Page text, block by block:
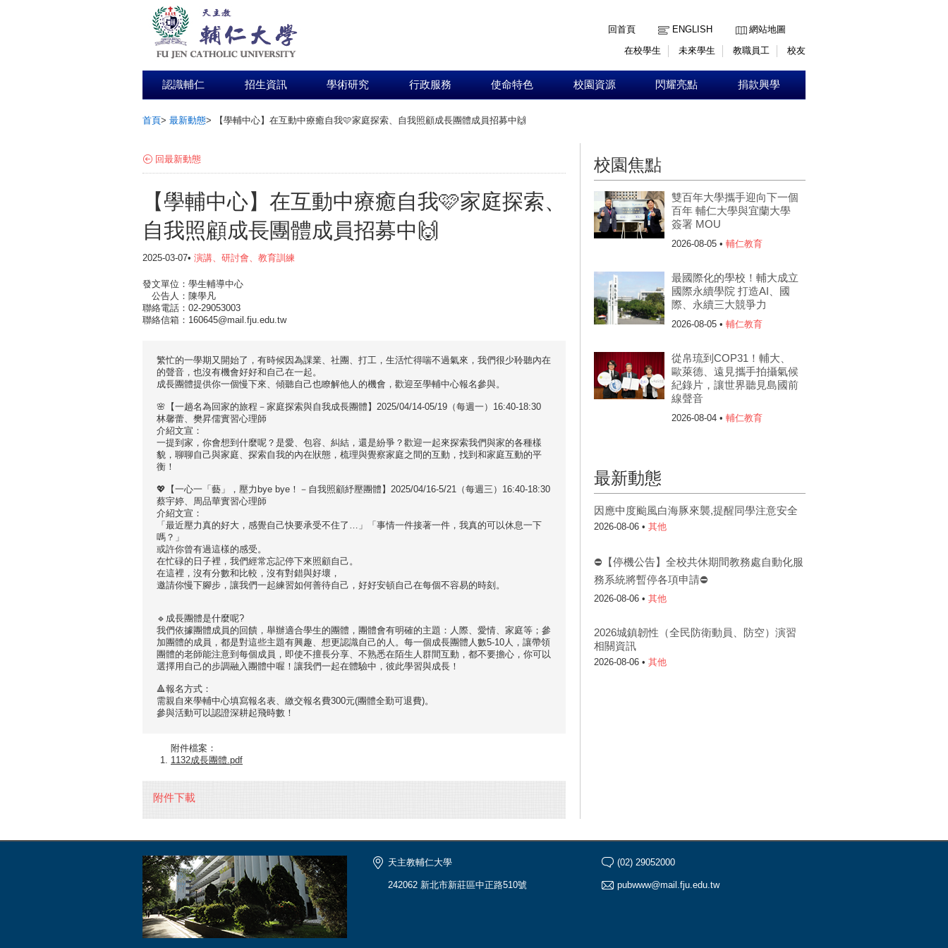
回首頁
ENGLISH
網站地圖
在校學生
未來學生 教職員工 校友
認識輔仁 招生資訊 學術研究 行政服務 使命特色 校園資源 閃耀亮點 捐款興學
首頁> 最新動態> 【學輔中心】在互動中療癒自我🩷家庭探索、自我照顧成長團體成員招募中🙌
回最新動態
【學輔中心】在互動中療癒自我🩷家庭探索、
自我照顧成長團體成員招募中🙌
2025-03-07• 演講、研討會、教育訓練
發文單位：學生輔導中心
公告人：陳學凡
聯絡電話：02-29053003
聯絡信箱：160645@mail.fju.edu.tw
繁忙的一學期又開始了，有時候因為課業、社團、打工，生活忙得喘不過氣來，我們很少聆聽內在
的聲音，也沒有機會好好和自己在一起。
成長團體提供你一個慢下來、傾聽自己也瞭解他人的機會，歡迎至學輔中心報名參與。
🌸【一趟名為回家的旅程－家庭探索與自我成長團體】2025/04/14-05/19（每週一）16:40-18:30
林馨蕾、樊昇儒實習心理師
介紹文宣：
一提到家，你會想到什麼呢？是愛、包容、糾結，還是紛爭？歡迎一起來探索我們與家的各種樣
貌，聊聊自己與家庭、探索自我的內在狀態，梳理與覺察家庭之間的互動，找到和家庭互動的平
衡！
💖【一心一「藝」，壓力bye bye！－自我照顧紓壓團體】2025/04/16-5/21（每週三）16:40-18:30
蔡宇婷、周品華實習心理師
介紹文宣：
「最近壓力真的好大，感覺自己快要承受不住了…」「事情一件接著一件，我真的可以休息一下
嗎？」
或許你曾有過這樣的感受。
在忙碌的日子裡，我們經常忘記停下來照顧自己。
在這裡，沒有分數和比較，沒有對錯與好壞，
邀請你慢下腳步，讓我們一起練習如何善待自己，好好安頓自己在每個不容易的時刻。
🔹成長團體是什麼呢?
我們依據團體成員的回饋，舉辦適合學生的團體，團體會有明確的主題：人際、愛情、家庭等；參
加團體的成員，都是對這些主題有興趣、想更認識自己的人。每一個成長團體人數5-10人，讓帶領
團體的老師能注意到每個成員，即使不擅長分享、不熟悉在陌生人群間互動，都不要擔心，你可以
選擇用自己的步調融入團體中喔！讓我們一起在體驗中，彼此學習與成長！
🔺報名方式：
需親自來學輔中心填寫報名表、繳交報名費300元(團體全勤可退費)。
參與活動可以認證深耕起飛時數！
附件檔案：
1132成長團體.pdf
附件下載
校園焦點
雙百年大學攜手迎向下一個
百年 輔仁大學與宜蘭大學
簽署 MOU
2026-08-05 • 輔仁教育
最國際化的學校！輔大成立
國際永續學院 打造AI、國
際、永續三大競爭力
2026-08-05 • 輔仁教育
從帛琉到COP31！輔大、
歐萊德、遠見攜手拍攝氣候
紀錄片，讓世界聽見島國前
線聲音
2026-08-04 • 輔仁教育
最新動態
因應中度颱風白海豚來襲,提醒同學注意安全
2026-08-06 • 其他
⛔【停機公告】全校共休期間教務處自動化服
務系統將暫停各項申請⛔
2026-08-06 • 其他
2026城鎮韌性（全民防衛動員、防空）演習
相關資訊
2026-08-06 • 其他
天主教輔仁大學
242062 新北市新莊區中正路510號
(02) 29052000
pubwww@mail.fju.edu.tw